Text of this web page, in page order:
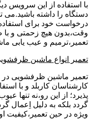
با استفاده از این سرویس
دستگاه را داشته باشید.می
درخواست خود برای
وقت،بدون هیچ زحمتی و
تعمیر،ترمیم و عیب یابی
تعمیر انواع ماشین
تعمیر ماشین ظرفشویی در
کارشناسان کاربلد و با
پذیرد؛ از این رو،نه تنها
گردد بلکه به دلیل اِعمال
ویژه در حین تعمیر،کیفیت